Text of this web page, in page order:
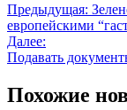
Предыдущая:
европейскими
Далее:
Подавать
Похожие